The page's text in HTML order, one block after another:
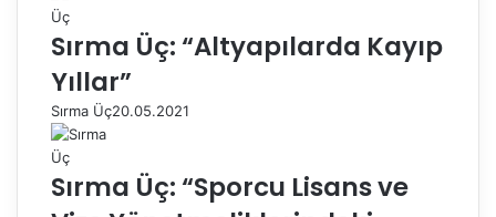
Sırma Üç: “Altyapılarda Kayıp
Yıllar”
Sırma Üç20.05.2021
Sırma Üç: “Sporcu Lisans ve